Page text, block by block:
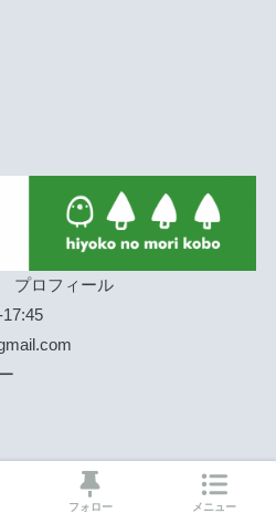
ロフィール
フォロー メニュー